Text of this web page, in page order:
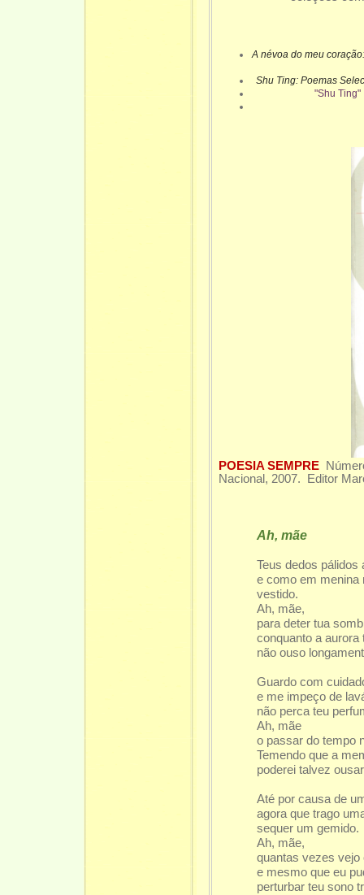
A névoa do meu
Shu Ting: Poemas
"Shu Ting"
POESIA SEMPRE
Nacional, 2007. Editor
Ah, mãe
Teus dedos
e como em menina
vestido.
Ah, mãe,
para deter tua
conquanto a
não ouso
Guardo com
e me impeço de
não perca teu
Ah, mãe
o passar do tempo
Temendo que a
poderei talvez
Até por causa de
agora que trago
sequer um gemido.
Ah, mãe,
quantas vezes vejo
e mesmo que eu
perturbar teu sono